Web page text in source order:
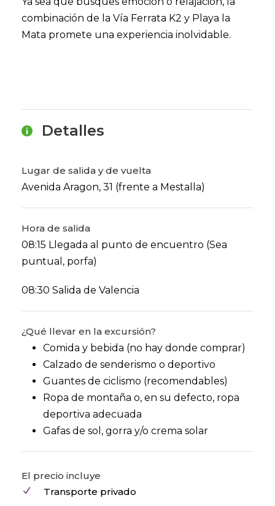
combinación de la Vía Ferrata K2 y Playa la
Mata promete una experiencia inolvidable.
Detalles
Lugar de salida y de vuelta
Avenida Aragon, 31 (frente a Mestalla)
Hora de salida
08:15 Llegada al punto de encuentro (Sea
puntual, porfa)
08:30 Salida de Valencia
¿Qué llevar en la excursión?
Comida y bebida (no hay donde comprar)
Calzado de senderismo o deportivo
Guantes de ciclismo (recomendables)
Ropa de montaña o, en su defecto, ropa
deportiva adecuada
Gafas de sol, gorra y/o crema solar
El precio incluye
Transporte privado